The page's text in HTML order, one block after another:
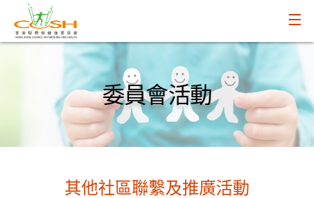
委員會活動
其他社區聯繫及推廣活動